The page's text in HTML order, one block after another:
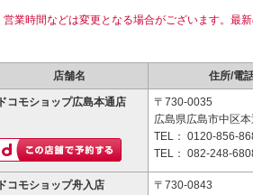
営業時間などは変更となる場合がございます。最
店舗名 住所/電
ドコモショップ広島本通店
〒730-0035
広島県広島市中区
TEL： 0120-856-
TEL： 082-248-
ドコモショップ舟入店
〒730-0843